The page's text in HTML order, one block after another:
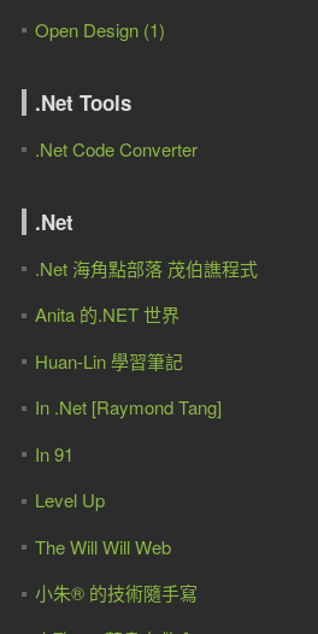
Open Design (1)
.Net Tools
.Net Code Converter
.Net
.Net 海角點部落 茂伯譙程式
Anita 的.NET 世界
Huan-Lin 學習筆記
In .Net [Raymond Tang]
In 91
Level Up
The Will Will Web
小朱® 的技術隨手寫